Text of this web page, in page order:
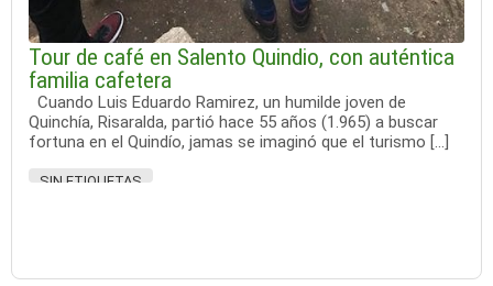
Tour de café en Salento Quindio, con auténtica
familia cafetera
Cuando Luis Eduardo Ramirez, un humilde joven de
Quinchía, Risaralda, partió hace 55 años (1.965) a buscar
fortuna en el Quindío, jamas se imaginó que el turismo […]
SIN ETIQUETAS